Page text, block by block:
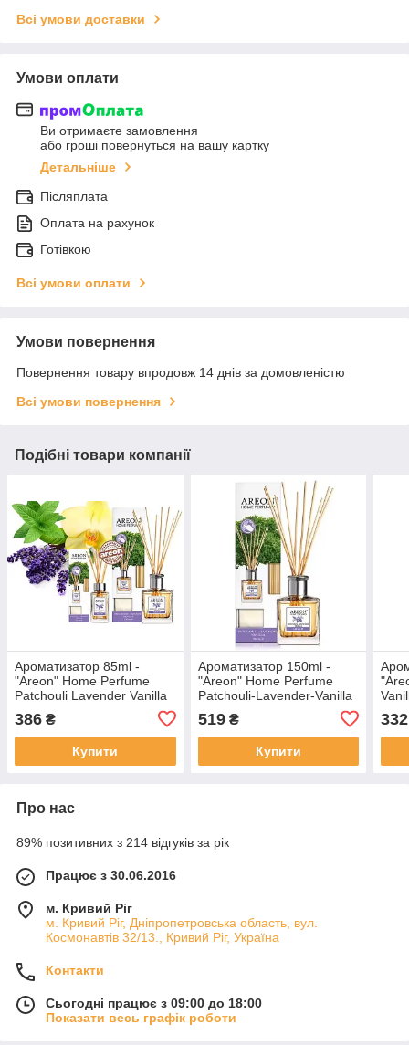
Всі умови доставки
Умови оплати
Ви отримаєте замовлення
або гроші повернуться на вашу картку
Детальніше
Післяплата
Оплата на рахунок
Готівкою
Всі умови оплати
Умови повернення
Повернення товару впродовж 14 днів за домовленістю
Всі умови повернення
Подібні товари компанії
Ароматизатор 85ml -
"Areon" Нome Perfume
Patchouli Lavender Vanilla
(Пачолі Лаванда ваніль)
(PS5)
386 ₴
Купити
Ароматизатор 150ml -
"Areon" Нome Perfume
Patchouli-Lavender-Vanilla
(Пачолі-Лаванда-Ваніль)
519₴
Купити
332
Про нас
89% позитивних з 214 відгуків за рік
Працює з 30.06.2016
м. Кривий Ріг
м. Кривий Ріг, Дніпропетровська область, вул.
Космонавтів 32/13., Кривий Ріг, Україна
Контакти
Сьогодні працює з 09:00 до 18:00
Показати весь графік роботи